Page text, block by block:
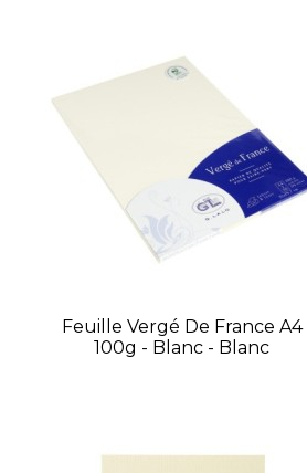
Feuille Vergé De France A4
100g - Blanc - Blanc